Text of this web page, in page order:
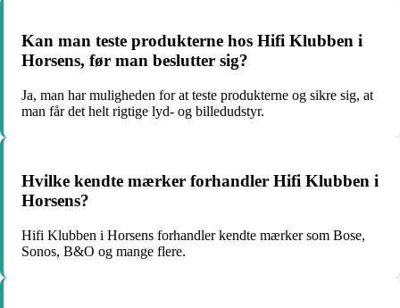
Kan man teste produkterne hos Hifi Klubben i
Horsens, før man beslutter sig?
Ja, man har muligheden for at teste produkterne og sikre sig, at
man får det helt rigtige lyd- og billedudstyr.
Hvilke kendte mærker forhandler Hifi Klubben i
Horsens?
Hifi Klubben i Horsens forhandler kendte mærker som Bose,
Sonos, B&O og mange flere.